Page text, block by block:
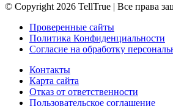
© Copyright 2026 TellTrue | Все права
Проверенные сайты
Политика Конфиденциальности
Согласие на обработку
Контакты
Карта сайта
Отказ от ответственности
Пользовательское соглашение